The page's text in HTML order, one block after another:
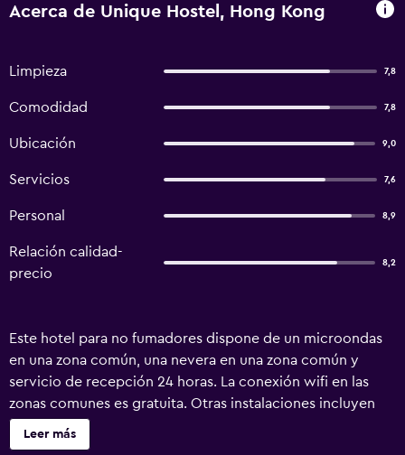
Acerca de Unique Hostel, Hong Kong
Limpieza 7,8
Comodidad 7,8
Ubicación 9,0
Servicios 7,6
Personal 8,9
Relación calidad-
precio
8,2
Este hotel para no fumadores dispone de un microondas
en una zona común, una nevera en una zona común y
servicio de recepción 24 horas. La conexión wifi en las
zonas comunes es gratuita. Otras instalaciones incluyen
asistencia turística y para la compra de entradas. Unique
Hostel ofrece 12 alojamientos con aire acondicionado,
Leer más